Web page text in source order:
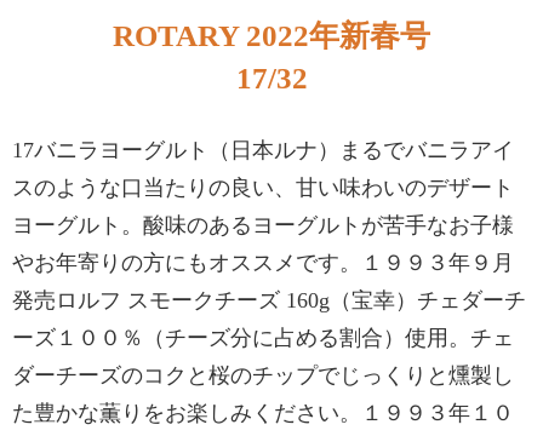
ROTARY 2022年新春号
17/32
17バニラヨーグルト（日本ルナ）まるでバニラアイ
スのような口当たりの良い、甘い味わいのデザート
ヨーグルト。酸味のあるヨーグルトが苦手なお子様
やお年寄りの方にもオススメです。１９９３年９月
発売ロルフ スモークチーズ 160g（宝幸）チェダーチ
ーズ１００％（チーズ分に占める割合）使用。チェ
ダーチーズのコクと桜のチップでじっくりと燻製し
た豊かな薫りをお楽しみください。１９９３年１０